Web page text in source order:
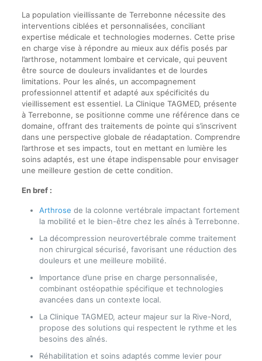
La population vieillissante de Terrebonne nécessite des
interventions ciblées et personnalisées, conciliant
expertise médicale et technologies modernes. Cette prise
en charge vise à répondre au mieux aux défis posés par
l’arthrose, notamment lombaire et cervicale, qui peuvent
être source de douleurs invalidantes et de lourdes
limitations. Pour les aînés, un accompagnement
professionnel attentif et adapté aux spécificités du
vieillissement est essentiel. La Clinique TAGMED, présente
à Terrebonne, se positionne comme une référence dans ce
domaine, offrant des traitements de pointe qui s’inscrivent
dans une perspective globale de réadaptation. Comprendre
l’arthrose et ses impacts, tout en mettant en lumière les
soins adaptés, est une étape indispensable pour envisager
une meilleure gestion de cette condition.
En bref :
Arthrose de la colonne vertébrale impactant fortement
la mobilité et le bien-être chez les aînés à Terrebonne.
La décompression neurovertébrale comme traitement
non chirurgical sécurisé, favorisant une réduction des
douleurs et une meilleure mobilité.
Importance d’une prise en charge personnalisée,
combinant ostéopathie spécifique et technologies
avancées dans un contexte local.
La Clinique TAGMED, acteur majeur sur la Rive-Nord,
propose des solutions qui respectent le rythme et les
besoins des aînés.
Réhabilitation et soins adaptés comme levier pour